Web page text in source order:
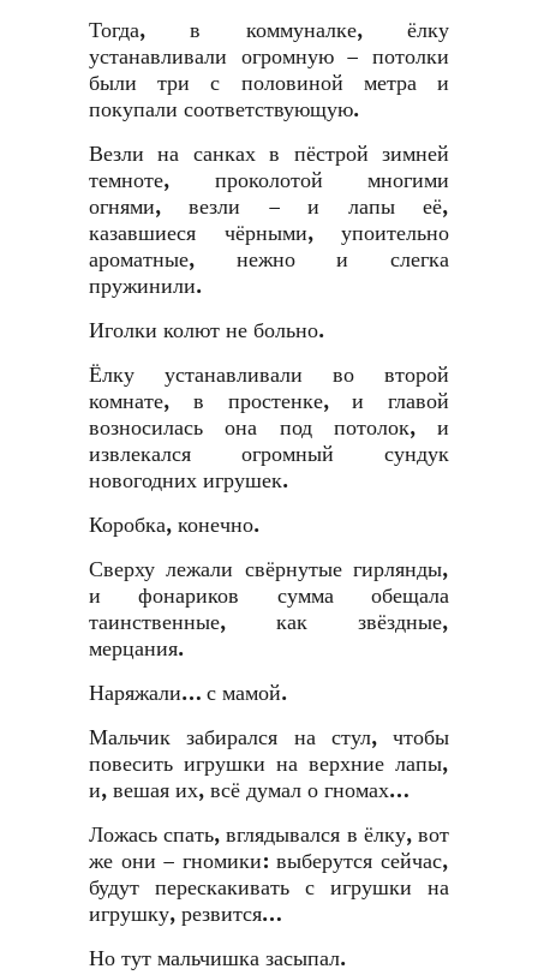
Тогда, в коммуналке, ёлку
устанавливали огромную – потолки
были три с половиной метра и
покупали соответствующую.
Везли на санках в пёстрой зимней
темноте, проколотой многими
огнями, везли – и лапы её,
казавшиеся чёрными, упоительно
ароматные, нежно и слегка
пружинили.
Иголки колют не больно.
Ёлку устанавливали во второй
комнате, в простенке, и главой
возносилась она под потолок, и
извлекался огромный сундук
новогодних игрушек.
Коробка, конечно.
Сверху лежали свёрнутые гирлянды,
и фонариков сумма обещала
таинственные, как звёздные,
мерцания.
Наряжали… с мамой.
Мальчик забирался на стул, чтобы
повесить игрушки на верхние лапы,
и, вешая их, всё думал о гномах…
Ложась спать, вглядывался в ёлку, вот
же они – гномики: выберутся сейчас,
будут перескакивать с игрушки на
игрушку, резвится…
Но тут мальчишка засыпал.